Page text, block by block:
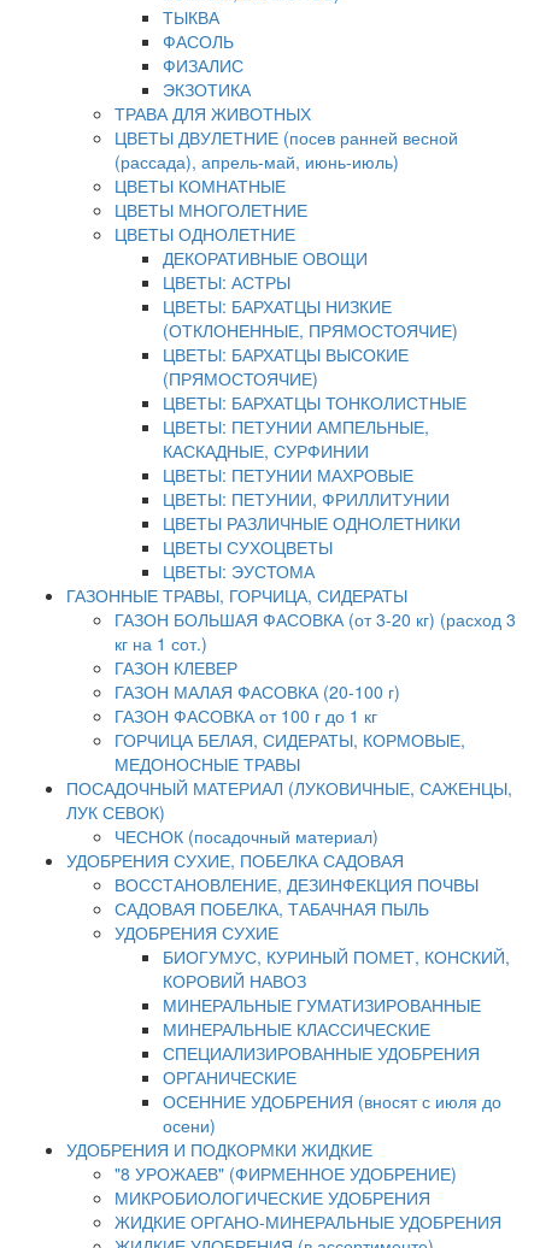
ТЫКВА
ФАСОЛЬ
ФИЗАЛИС
ЭКЗОТИКА
ТРАВА ДЛЯ ЖИВОТНЫХ
ЦВЕТЫ ДВУЛЕТНИЕ (посев ранней весной
(рассада), апрель-май, июнь-июль)
ЦВЕТЫ КОМНАТНЫЕ
ЦВЕТЫ МНОГОЛЕТНИЕ
ЦВЕТЫ ОДНОЛЕТНИЕ
ДЕКОРАТИВНЫЕ ОВОЩИ
ЦВЕТЫ: АСТРЫ
ЦВЕТЫ: БАРХАТЦЫ НИЗКИЕ
(ОТКЛОНЕННЫЕ, ПРЯМОСТОЯЧИЕ)
ЦВЕТЫ: БАРХАТЦЫ ВЫСОКИЕ
(ПРЯМОСТОЯЧИЕ)
ЦВЕТЫ: БАРХАТЦЫ ТОНКОЛИСТНЫЕ
ЦВЕТЫ: ПЕТУНИИ АМПЕЛЬНЫЕ,
КАСКАДНЫЕ, СУРФИНИИ
ЦВЕТЫ: ПЕТУНИИ МАХРОВЫЕ
ЦВЕТЫ: ПЕТУНИИ, ФРИЛЛИТУНИИ
ЦВЕТЫ РАЗЛИЧНЫЕ ОДНОЛЕТНИКИ
ЦВЕТЫ СУХОЦВЕТЫ
ЦВЕТЫ: ЭУСТОМА
ГАЗОННЫЕ ТРАВЫ, ГОРЧИЦА, СИДЕРАТЫ
ГАЗОН БОЛЬШАЯ ФАСОВКА (от 3-20 кг) (расход 3
кг на 1 сот.)
ГАЗОН КЛЕВЕР
ГАЗОН МАЛАЯ ФАСОВКА (20-100 г)
ГАЗОН ФАСОВКА от 100 г до 1 кг
ГОРЧИЦА БЕЛАЯ, СИДЕРАТЫ, КОРМОВЫЕ,
МЕДОНОСНЫЕ ТРАВЫ
ПОСАДОЧНЫЙ МАТЕРИАЛ (ЛУКОВИЧНЫЕ, САЖЕНЦЫ,
ЛУК СЕВОК)
ЧЕСНОК (посадочный материал)
УДОБРЕНИЯ СУХИЕ, ПОБЕЛКА САДОВАЯ
ВОССТАНОВЛЕНИЕ, ДЕЗИНФЕКЦИЯ ПОЧВЫ
САДОВАЯ ПОБЕЛКА, ТАБАЧНАЯ ПЫЛЬ
УДОБРЕНИЯ СУХИЕ
БИОГУМУС, КУРИНЫЙ ПОМЕТ, КОНСКИЙ,
КОРОВИЙ НАВОЗ
МИНЕРАЛЬНЫЕ ГУМАТИЗИРОВАННЫЕ
МИНЕРАЛЬНЫЕ КЛАССИЧЕСКИЕ
СПЕЦИАЛИЗИРОВАННЫЕ УДОБРЕНИЯ
ОРГАНИЧЕСКИЕ
ОСЕННИЕ УДОБРЕНИЯ (вносят с июля до
осени)
УДОБРЕНИЯ И ПОДКОРМКИ ЖИДКИЕ
"8 УРОЖАЕВ" (ФИРМЕННОЕ УДОБРЕНИЕ)
МИКРОБИОЛОГИЧЕСКИЕ УДОБРЕНИЯ
ЖИДКИЕ ОРГАНО-МИНЕРАЛЬНЫЕ УДОБРЕНИЯ